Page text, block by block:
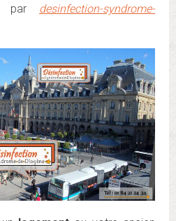
par
desinfection-syndrome-